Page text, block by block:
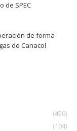
de SPEC
de forma
de Canacol
(450)
(104)